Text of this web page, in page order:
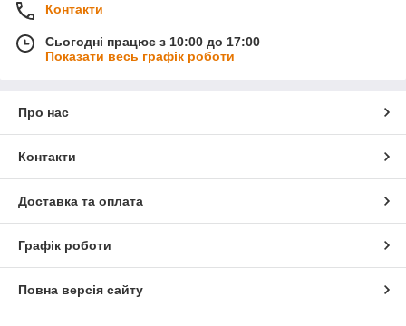
Контакти
Сьогодні працює з 10:00 до 17:00
Показати весь графік роботи
Про нас
Контакти
Доставка та оплата
Графік роботи
Повна версія сайту